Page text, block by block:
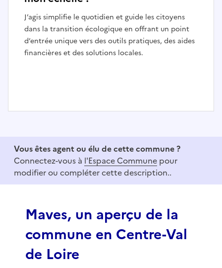
J’agis simplifie le quotidien et guide les citoyens
dans la transition écologique en offrant un point
d’entrée unique vers des outils pratiques, des aides
financières et des solutions locales.
f
Vous êtes agent ou élu de cette commune ?
Connectez-vous à l'Espace Commune pour
modifier ou compléter cette description..
Maves, un aperçu de la
commune en Centre-Val
de Loire